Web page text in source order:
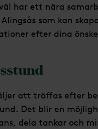
har ett nära
som kan
efter dina
att träffas efter
Det blir en
dela tankar och